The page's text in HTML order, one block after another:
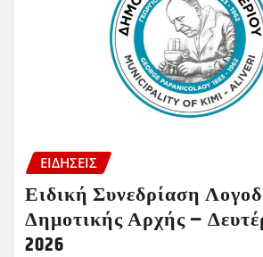
ΕΙΔΗΣΕΙΣ
Ειδική Συνεδρίαση
Δημοτικής Αρχής –
2026